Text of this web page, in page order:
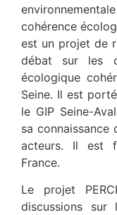
cohérence
est un projet de
débat sur les
écologique
Seine. Il est
le GIP Seine-
sa connaissance
acteurs. Il est
France.
Le projet
discussions